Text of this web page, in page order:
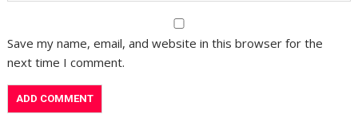
Save my name, email, and website in this browser for the
next time I comment.